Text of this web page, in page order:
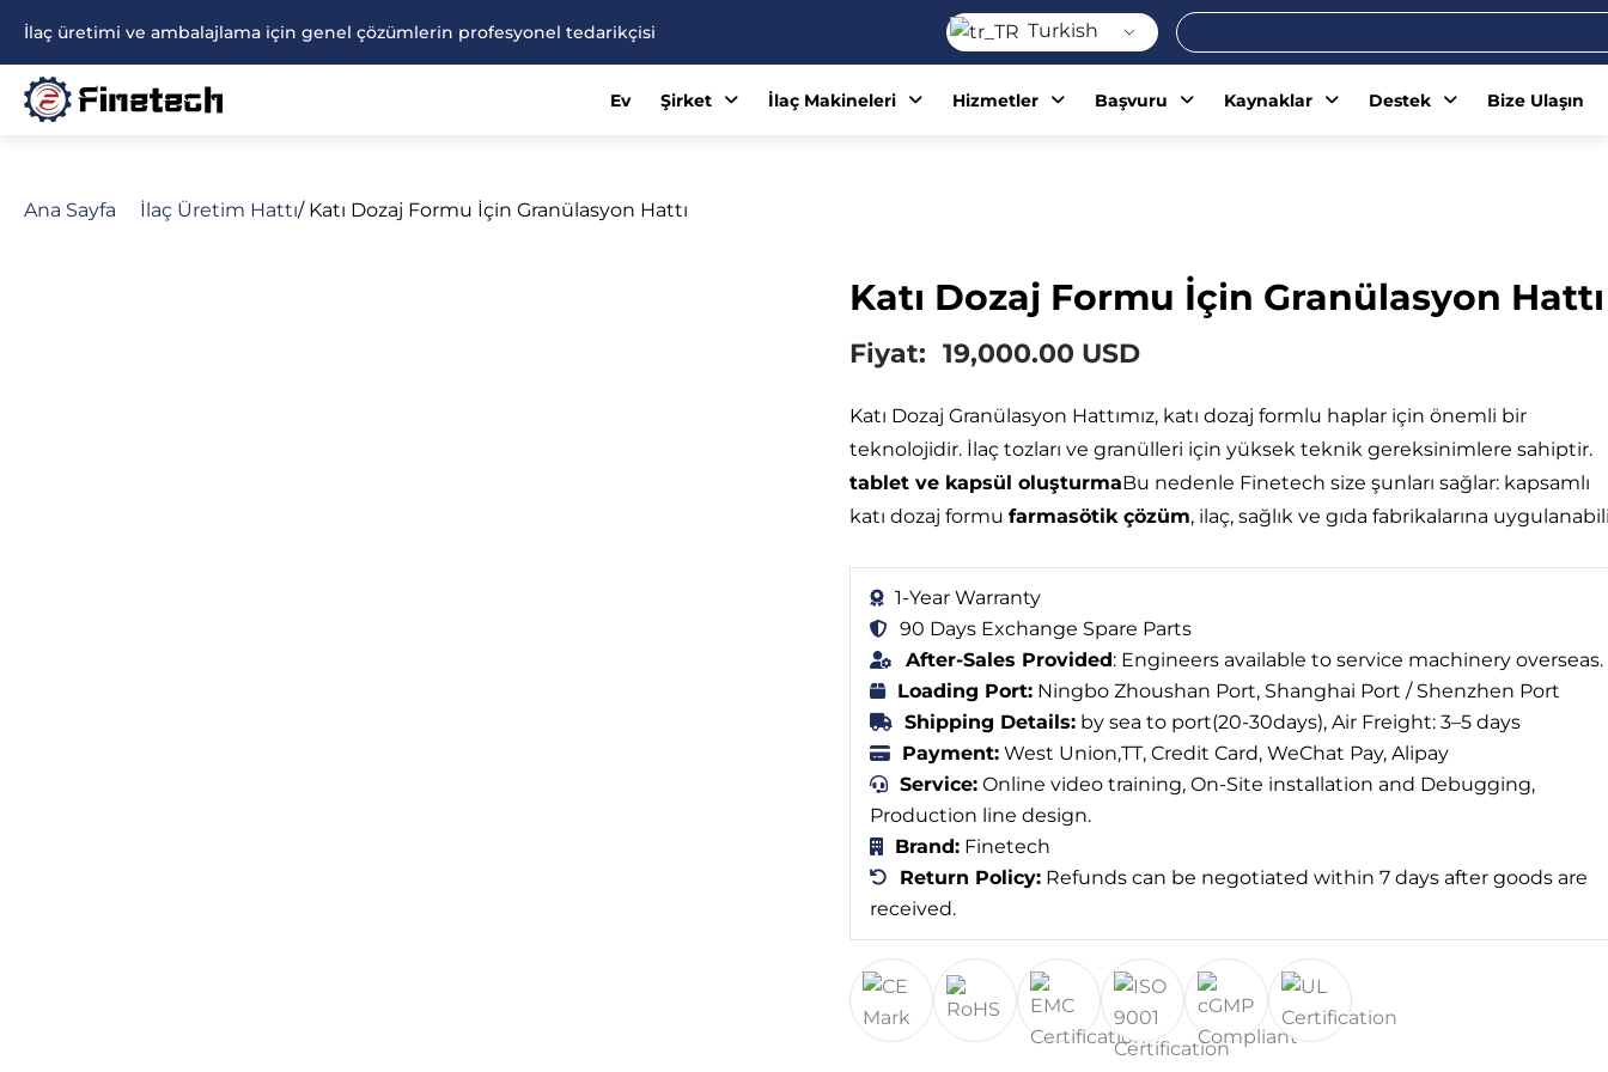
atla
İlaç üretimi ve ambalajlama için genel çözümlerin profesyonel tedarikçisi Turkish Ara
Ev Şirket İlaç Makineleri Hizmetler Başvuru Kaynaklar Destek Bize Ulaşın
Ana Sayfa İlaç Üretim Hattı/ Katı Dozaj Formu İçin Granülasyon Hattı
Katı Dozaj Formu İçin Granülasyon Hattı
Fiyat: 19,000.00 USD
Katı Dozaj Granülasyon Hattımız, katı dozaj formlu haplar için önemli bir
teknolojidir. İlaç tozları ve granülleri için yüksek teknik gereksinimlere sahiptir.
tablet ve kapsül oluşturmaBu nedenle Finetech size şunları sağlar: kapsamlı
katı dozaj formufarmasötik çözüm, ilaç, sağlık ve gıda fabrikalarına
1-Year Warranty
90 Days Exchange Spare Parts
After-Sales Provided: Engineers available to service machinery overseas.
Loading Port: Ningbo Zhoushan Port, Shanghai Port / Shenzhen Port
Shipping Details: by sea to port(20-30days), Air Freight: 3–5 days
Payment: West Union,TT, Credit Card, WeChat Pay, Alipay
Service: Online video training, On-Site installation and Debugging,
Production line design.
Brand: Finetech
Return Policy: Refunds can be negotiated within 7 days after goods are
received.